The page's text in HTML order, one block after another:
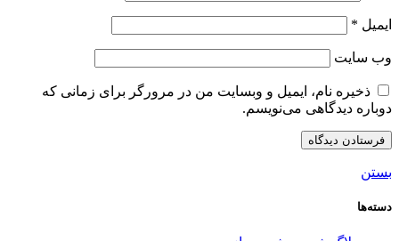
ایمیل *
وب‌ سایت
ذخیره نام، ایمیل و وبسایت من در مرورگر برای زمانی که
دوباره دیدگاهی می‌نویسم.
بستن
دسته‌ها